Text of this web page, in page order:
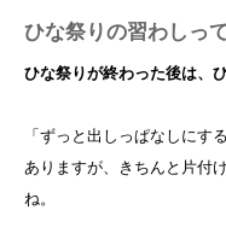
ひな祭りの習わしっ
ひな祭りが終わった後は、
「ずっと出しっぱなしにす
ありますが、きちんと片付
ね。